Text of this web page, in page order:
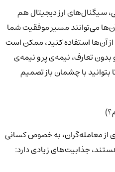
سیگنال‌های ارز دیجیتال هم
می‌توانند مسیر موفقیت شما
از آن‌ها استفاده کنید، ممکن است
تعارف، نیمه‌ی پر و نیمه‌ی
با چشمان باز تصمیم
از معامله‌گران، به خصوص کسانی
جذابیت‌های زیادی دارد: